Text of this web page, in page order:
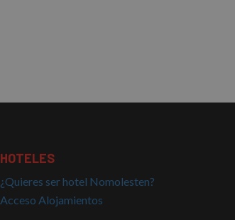
HOTELES
¿Quieres ser hotel Nomolesten?
Acceso Alojamientos